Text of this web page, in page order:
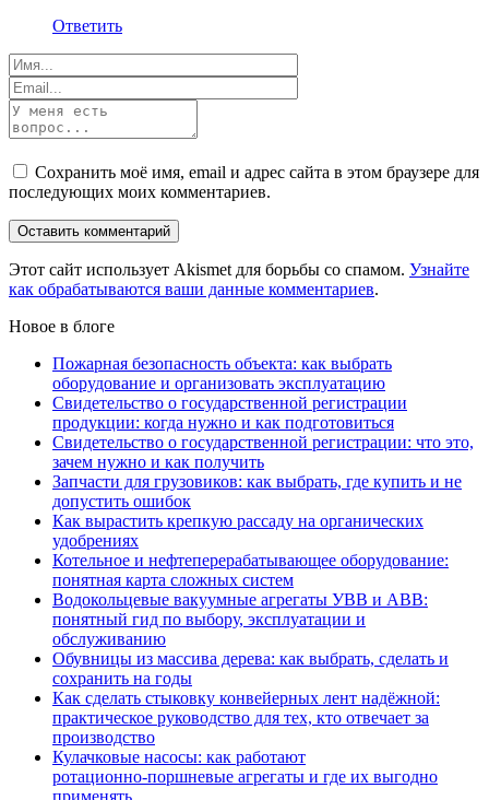
Ответить
Сохранить моё имя, email и адрес сайта в этом браузере для
последующих моих комментариев.
Этот сайт использует Akismet для борьбы со спамом. Узнайте
как обрабатываются ваши данные комментариев.
Новое в блоге
Пожарная безопасность объекта: как выбрать
оборудование и организовать эксплуатацию
Свидетельство о государственной регистрации
продукции: когда нужно и как подготовиться
Свидетельство о государственной регистрации: что это,
зачем нужно и как получить
Запчасти для грузовиков: как выбрать, где купить и не
допустить ошибок
Как вырастить крепкую рассаду на органических
удобрениях
Котельное и нефтеперерабатывающее оборудование:
понятная карта сложных систем
Водокольцевые вакуумные агрегаты УВВ и АВВ:
понятный гид по выбору, эксплуатации и
обслуживанию
Обувницы из массива дерева: как выбрать, сделать и
сохранить на годы
Как сделать стыковку конвейерных лент надёжной:
практическое руководство для тех, кто отвечает за
производство
Кулачковые насосы: как работают
ротационно‑поршневые агрегаты и где их выгодно